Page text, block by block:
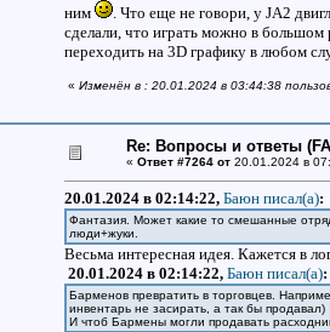
ним
. Что еще не говори, у JA2
сделали, что играть можно в большом
переходить на 3D графику в любом
« Изменён в : 20.01.2024 в 03:44:38
Re: Вопросы и ответы
« Ответ #7264 от20.01.2024 в
20.01.2024 в 02:14:22, Баюн писал(a):
Фантазия. Может какие то смешанные
люди+жуки.
Весьма интересная идея. Кажется в
20.01.2024 в 02:14:22, Баюн писал(a):
Барменов превратить в торговцев.
инвентарь не засирать, а так бы продавал)
И чтоб Бармены могли продавать